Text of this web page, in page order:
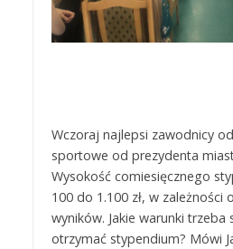
Wczoraj najlepsi zawodnicy
sportowe od prezydenta
Wysokość comiesięcznego
100 do 1.100 zł, w zależności
wyników. Jakie warunki trzeba
otrzymać stypendium? Mówi